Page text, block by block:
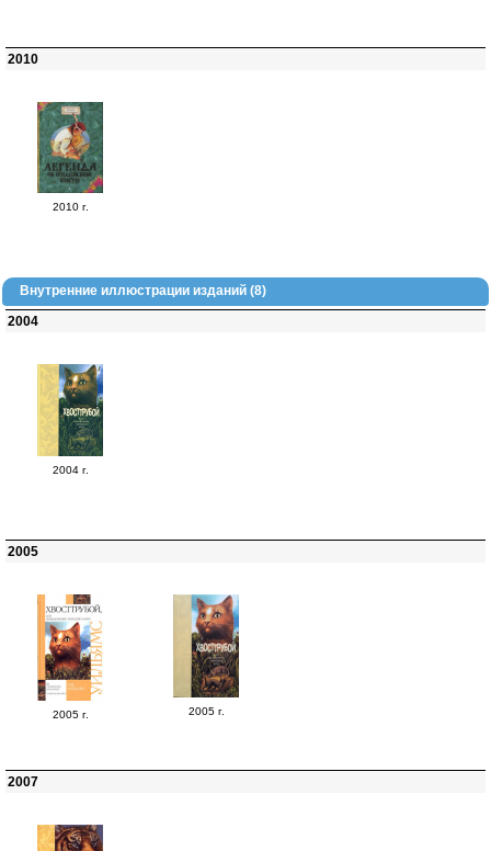
2010
2010 г.
Внутренние иллюстрации изданий (8)
2004
2004 г.
2005
2005 г. 2005 г.
2007